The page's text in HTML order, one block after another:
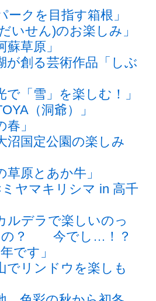
ークを目指す箱根」
いせん)のお楽しみ」
草原」
が創る芸術作品「しぶ
で「雪」を楽しむ！」
（洞爺）」
」
沼国定公園の楽しみ
草原とあか牛」
ヤマキリシマ in 高千
ルデラで楽しいのっ
の？ 今でし…！？
です」
でリンドウを楽しも